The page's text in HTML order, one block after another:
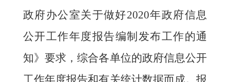
政府办公室关于做好2020年政府信息
公开工作年度报告编制发布工作的通
知》要求，综合各单位的政府信息公开
工作年度报告和有关统计数据而成。报